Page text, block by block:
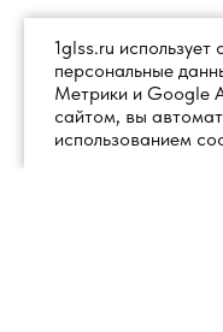
1glss.ru
персональные
Метрики и Google
сайтом, вы
использованием